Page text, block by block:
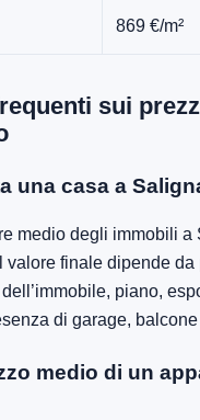
869 €/m²
sui
una casa a
medio degli immobili a
valore finale dipende da
piano,
di garage,
medio di un